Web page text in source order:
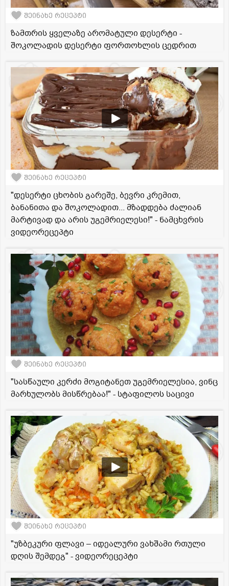
შეინახე რეცეპტი
ზამთრის ყველაზე არომატული დესერტი -
შოკოლადის დესერტი ფორთოხლის ცედრით
შეინახე რეცეპტი
"დესერტი ცხობის გარეშე, ბევრი კრემით,
ბანანითა და შოკოლადით... მზადდება ძალიან
მარტივად და არის უგემრიელესი!" - ნამცხვრის
ვიდეორეცეპტი
შეინახე რეცეპტი
"სასწაული კერძი მოგიტანეთ უგემრიელესია, ვინც
მარხულობს მისწრებაა!" - სტაფილოს საცივი
შეინახე რეცეპტი
"უზბეკური ფლავი – იდეალური ვახშამი რთული
დღის შემდეგ" - ვიდეორეცეპტი